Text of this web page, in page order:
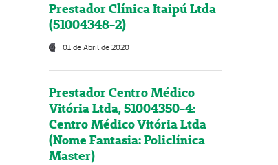
Prestador Clínica Itaipú Ltda
(51004348-2)
01 de Abril de 2020
Prestador Centro Médico
Vitória Ltda, 51004350-4:
Centro Médico Vitória Ltda
(Nome Fantasia: Policlínica
Master)